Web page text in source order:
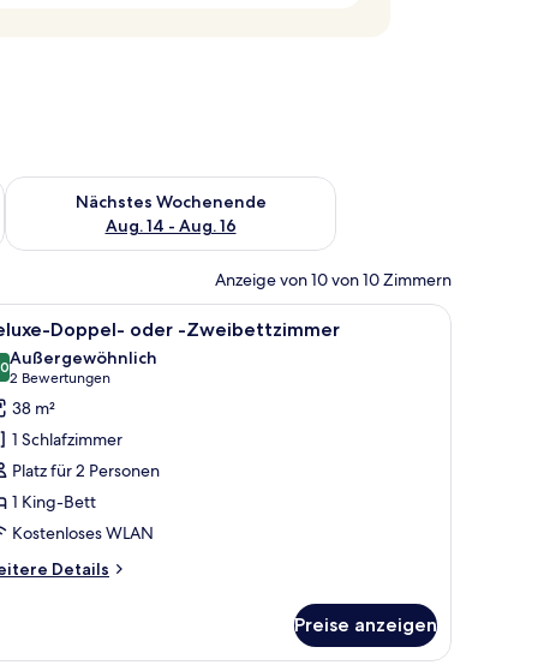
Aug. 7 - Aug. 9.
Nächstes Wochenende
Aug. 14 - Aug. 16
Überprüfe die Verfügbarkeit für nächstes Wochenende, Aug.
Anzeige von 10 von 10 Zimmern
roten Polstersesseln, einem runden Tisch mit Blumen und einem
Ein Hotelzimmer mit einem großen Bett,
4 Doppel- oder -Zweibettzimmer
von 10
Außergewöhnlich
2 Bewertungen
(2
Bewertungen)
38 m²
1 Schlafzimmer
Platz für 2 Personen
1 King-Bett
Kostenloses WLAN
Details
Preise anzeigen